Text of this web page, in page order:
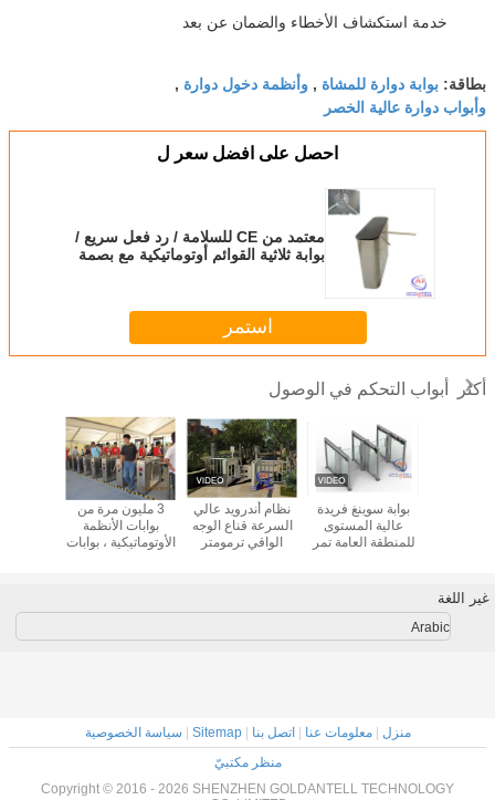
خدمة استكشاف الأخطاء والضمان عن بعد
بطاقة: بوابة دوارة للمشاة , وأنظمة دخول دوارة ,
وأبواب دوارة عالية الخصر
احصل على افضل سعر ل
معتمد من CE للسلامة / رد فعل سريع /
بوابة ثلاثية القوائم أوتوماتيكية مع بصمة
استمر
أكثر أبواب التحكم في الوصول
3 مليون مرة من
بوابات الأنظمة
الأوتوماتيكية ، بوابات
نظام أندرويد عالي
السرعة قناع الوجه
الواقي ترمومتر
بوابة سوينغ فريدة
عالية المستوى
للمنطقة العامة تمر
غير اللغة
Arabic
منزل |معلومات عنا |اتصل بنا |
Sitemap
| سياسة الخصوصية
منظر مكتبيّ
Copyright © 2016 - 2026 SHENZHEN GOLDANTELL TECHNOLOGY